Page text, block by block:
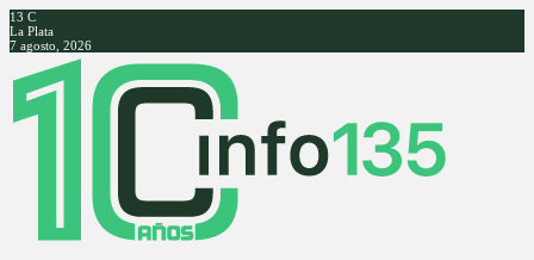
13 C
La Plata
7 agosto, 2026
Facebook
Twitter
Instagram
Youtube